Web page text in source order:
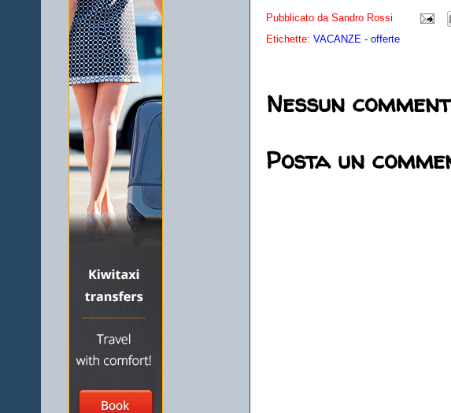
Pubblicato da Sandro Rossi
Etichette: VACANZE - offerte
Nessun
Posta un